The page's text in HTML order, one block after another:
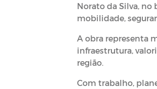
Norato da Silva, no
mobilidade,
A obra representa
infraestrutura,
região.
Com trabalho,